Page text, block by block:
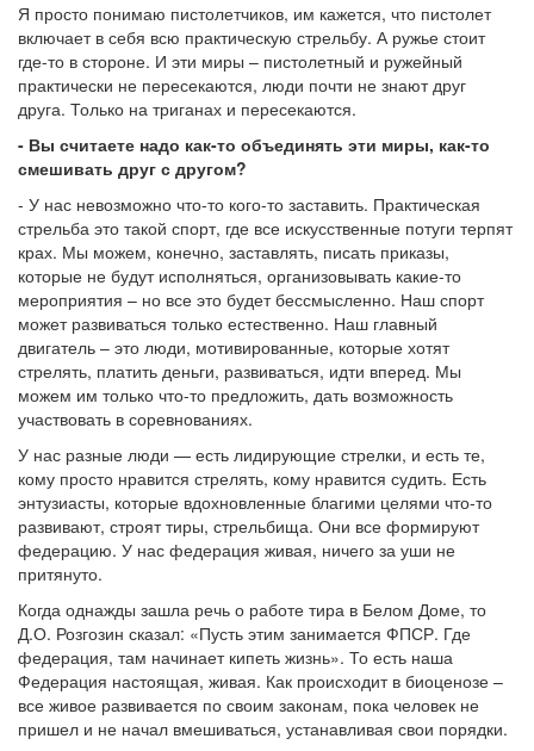
Я просто понимаю пистолетчиков, им кажется, что пистолет
включает в себя всю практическую стрельбу. А ружье стоит
где-то в стороне. И эти миры – пистолетный и ружейный
практически не пересекаются, люди почти не знают друг
друга. Только на триганах и пересекаются.
- Вы считаете надо как-то объединять эти миры, как-то
смешивать друг с другом?
- У нас невозможно что-то кого-то заставить. Практическая
стрельба это такой спорт, где все искусственные потуги терпят
крах. Мы можем, конечно, заставлять, писать приказы,
которые не будут исполняться, организовывать какие-то
мероприятия – но все это будет бессмысленно. Наш спорт
может развиваться только естественно. Наш главный
двигатель – это люди, мотивированные, которые хотят
стрелять, платить деньги, развиваться, идти вперед. Мы
можем им только что-то предложить, дать возможность
участвовать в соревнованиях.
У нас разные люди — есть лидирующие стрелки, и есть те,
кому просто нравится стрелять, кому нравится судить. Есть
энтузиасты, которые вдохновленные благими целями что-то
развивают, строят тиры, стрельбища. Они все формируют
федерацию. У нас федерация живая, ничего за уши не
притянуто.
Когда однажды зашла речь о работе тира в Белом Доме, то
Д.О. Розгозин сказал: «Пусть этим занимается ФПСР. Где
федерация, там начинает кипеть жизнь». То есть наша
Федерация настоящая, живая. Как происходит в биоценозе –
все живое развивается по своим законам, пока человек не
пришел и не начал вмешиваться, устанавливая свои порядки.